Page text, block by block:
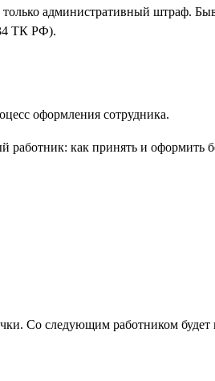
административный штраф.
ТК РФ).
оформления сотрудника.
Со следующим работником